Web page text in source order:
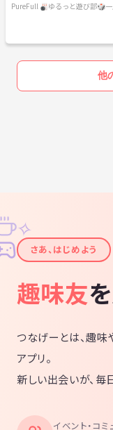
大歓迎🔰
PureFull 🎳ゆるっと遊び部🎲
他
✦
✧
さあ、はじめよう
趣味友
つなげーとは、趣味
アプリ。
新しい出会いが、毎
イベント・コミ